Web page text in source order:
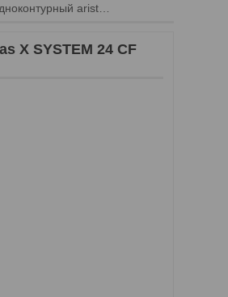
X SYSTEM 24 CF